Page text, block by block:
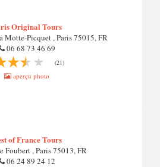
Original Tours
Motte-Picquet , Paris 75015, FR
06 68 73 46 69
(21)
aperçu photo
of France Tours
Foubert , Paris 75013, FR
06 24 89 24 12